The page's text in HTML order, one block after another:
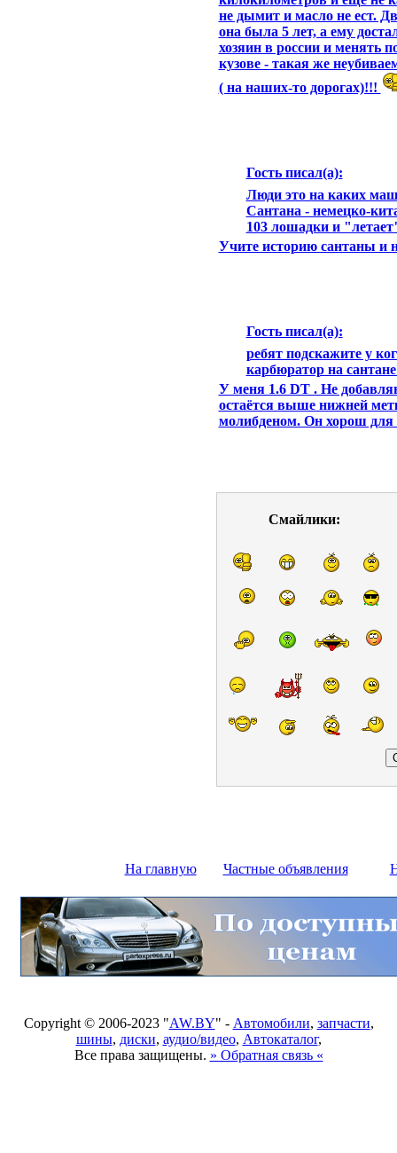
не дымит и масло не ест.
она была 5 лет, а ему
хозяин в россии и менять
кузове - такая же
( на наших-то дорогах)!!!
Гость писал(а):
Люди это на каких
Сантана - немецко-
103 лошадки и
Учите историю сантаны и
Гость писал(а):
ребят подскажите у
карбюратор на
У меня 1.6 DT . Не
остаётся выше нижней
молибденом. Он хорош для
Смайлики:
На главную Частные объявления
Copyright © 2006-2023 "AW.BY" - Автомобили, запчасти,
шины, диски, аудио/видео, Автокаталог,
Все права защищены. » Обратная связь «